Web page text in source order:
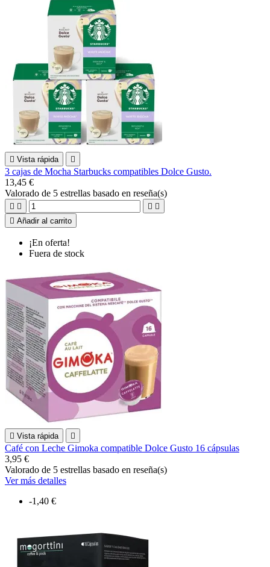
 Vista rápida 
3 cajas de Mocha Starbucks compatibles Dolce Gusto.
13,45 €
Valorado de 5 estrellas basado en reseña(s)
   
 Añadir al carrito
¡En oferta!
Fuera de stock
 Vista rápida 
Café con Leche Gimoka compatible Dolce Gusto 16 cápsulas
3,95 €
Valorado de 5 estrellas basado en reseña(s)
Ver más detalles
-1,40 €